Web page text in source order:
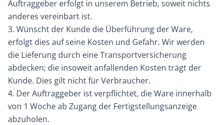
Auftraggeber erfolgt in unserem Betrieb, soweit nichts
anderes vereinbart ist.
3. Wünscht der Kunde die Überführung der Ware,
erfolgt dies auf seine Kosten und Gefahr. Wir werden
die Lieferung durch eine Transportversicherung
abdecken; die insoweit anfallenden Kosten trägt der
Kunde. Dies gilt nicht für Verbraucher.
4. Der Auftraggeber ist verpflichtet, die Ware innerhalb
von 1 Woche ab Zugang der Fertigstellungsanzeige
abzuholen.